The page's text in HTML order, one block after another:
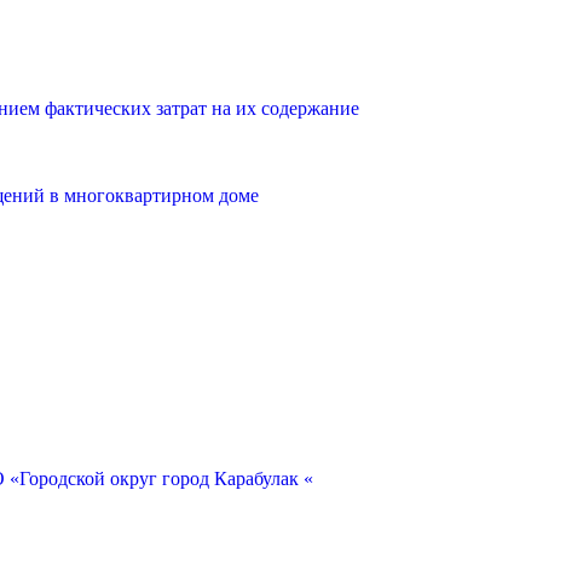
фактических затрат на их содержание
в многоквартирном доме
округ город Карабулак «